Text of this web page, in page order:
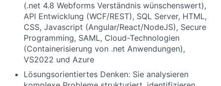
(.net 4.8 Webforms Verständnis wünschenswert),
API Entwicklung (WCF/REST), SQL Server, HTML,
CSS, Javascript (Angular/React/NodeJS), Secure
Programming, SAML, Cloud-Technologien
(Containerisierung von .net Anwendungen),
VS2022 und Azure
Lösungsorientiertes Denken: Sie analysieren